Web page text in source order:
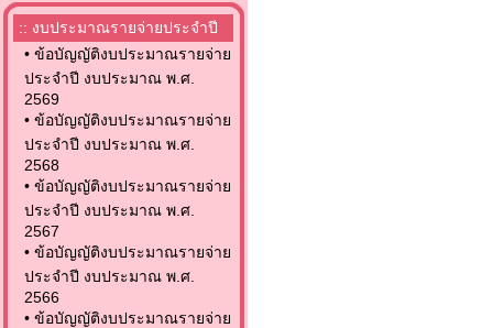
:: งบประมาณรายจ่ายประจำปี
• ข้อบัญญัติงบประมาณรายจ่าย
ประจำปี งบประมาณ พ.ศ.
2569
• ข้อบัญญัติงบประมาณรายจ่าย
ประจำปี งบประมาณ พ.ศ.
2568
• ข้อบัญญัติงบประมาณรายจ่าย
ประจำปี งบประมาณ พ.ศ.
2567
• ข้อบัญญัติงบประมาณรายจ่าย
ประจำปี งบประมาณ พ.ศ.
2566
• ข้อบัญญัติงบประมาณรายจ่าย